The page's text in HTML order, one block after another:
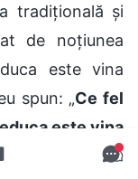
tradițională și
de noțiunea
este vina
spun: „Ce fel
este vina
Această